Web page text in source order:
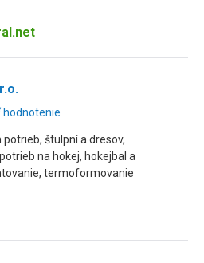
hodnotenie
štulpní a dresov,
na hokej, hokejbal a
termoformovanie